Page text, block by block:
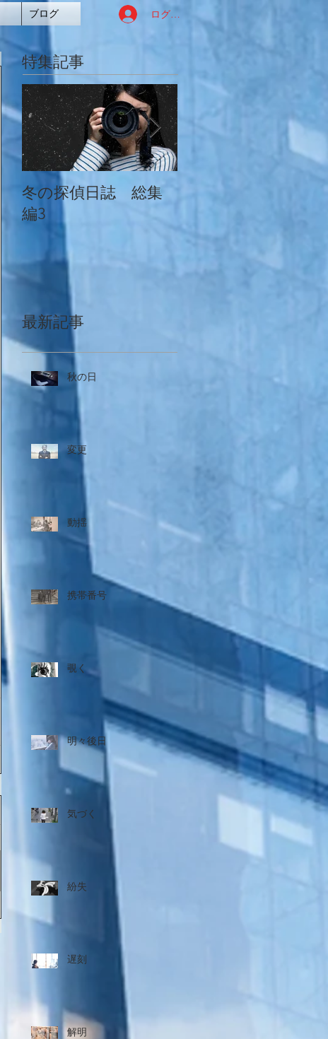
ブログ ログイン
特集記事
冬の探偵日誌 総集
編3
冬の探偵日誌 総集
最新記事
秋の日
変更
動揺
携帯番号
覗く
明々後日
気づく
紛失
遅刻
解明